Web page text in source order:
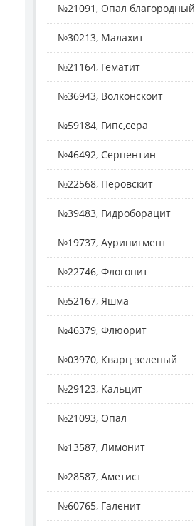
№21091, Опал благородный
№30213, Малахит
№21164, Гематит
№36943, Волконскоит
№59184, Гипс,сера
№46492, Серпентин
№22568, Перовскит
№39483, Гидроборацит
№19737, Аурипигмент
№22746, Флогопит
№52167, Яшма
№46379, Флюорит
№03970, Кварц зеленый
№29123, Кальцит
№21093, Опал
№13587, Лимонит
№28587, Аметист
№60765, Галенит